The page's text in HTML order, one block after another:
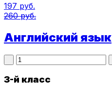
197 руб.
260 руб.
Английский язык
3-й класс